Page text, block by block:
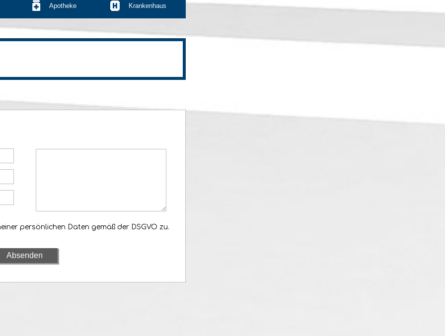
Apotheke Krankenhaus
persönlichen Daten gemäß der DSGVO zu.